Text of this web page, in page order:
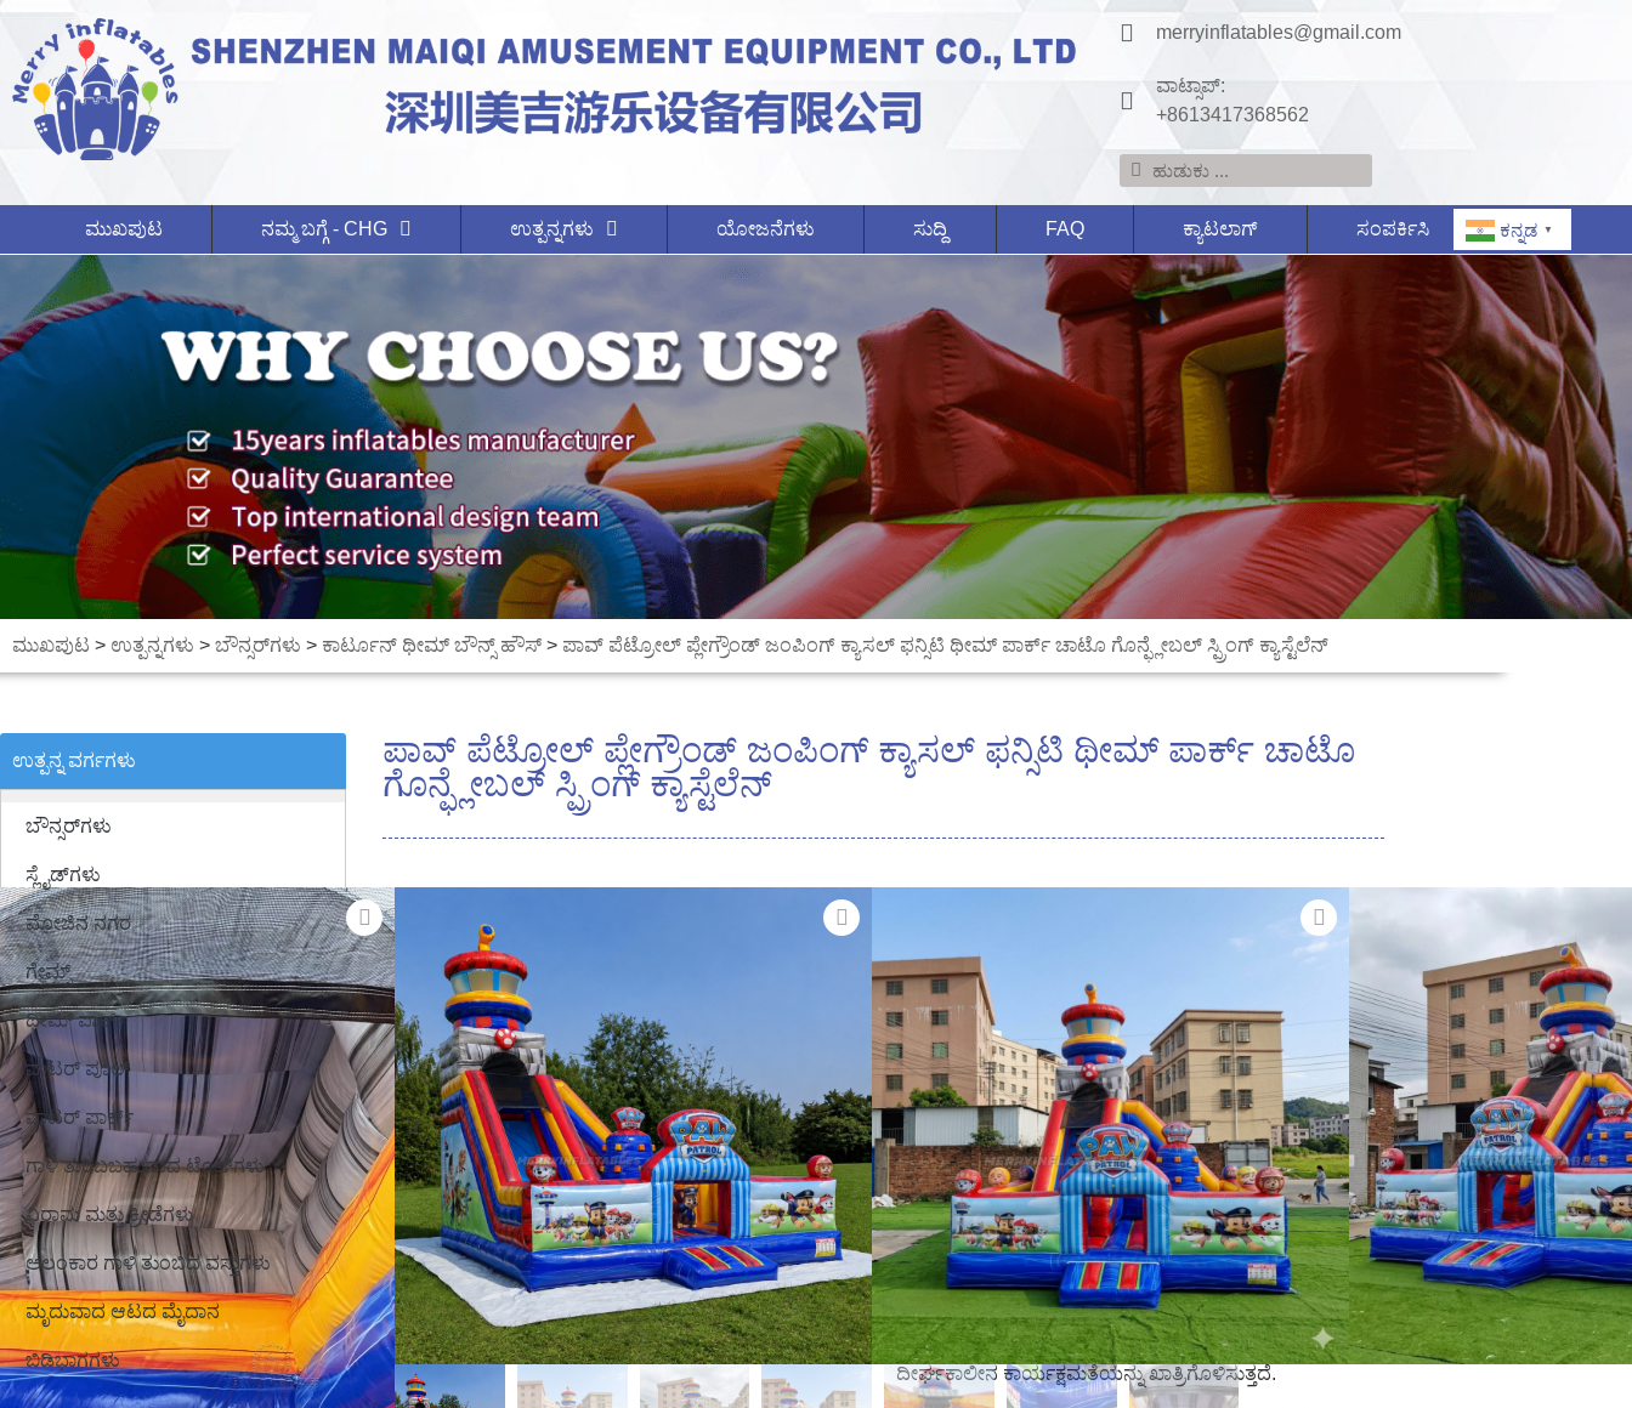
merryinflatables@gmail.com
ವಾಟ್ಸಾಪ್:
+8613417368562
ಮುಖಪುಟ ನಮ್ಮ ಬಗ್ಗೆ - CHG ಉತ್ಪನ್ನಗಳು ಯೋಜನೆಗಳು ಸುದ್ದಿ FAQ ಕ್ಯಾಟಲಾಗ್ ಸಂಪರ್ಕಿಸಿ ಕನ್ನಡ ▼
ಮುಖಪುಟ > ಉತ್ಪನ್ನಗಳು > ಬೌನ್ಸರ್‌ಗಳು > ಕಾರ್ಟೂನ್ ಥೀಮ್ ಬೌನ್ಸ್ ಹೌಸ್> ಪಾವ್ ಪೆಟ್ರೋಲ್ ಪ್ಲೇಗ್ರೌಂಡ್ ಜಂಪಿಂಗ್ ಕ್ಯಾಸಲ್ ಫನ್ಸಿಟಿ ಥೀಮ್ ಪಾರ್ಕ್ ಚಾಟೊ ಗೊನ್ಫ್ಲೇಬಲ್ ಸ್ಪ್ರಿಂಗ್ ಕ್ಯಾಸ್ಟೆಲೆನ್
ಉತ್ಪನ್ನ ವರ್ಗಗಳು
ಬೌನ್ಸರ್‌ಗಳು
ಸ್ಲೈಡ್‌ಗಳು
ಮೋಜಿನ ನಗರ
ಗೇಮ್ಸ್
ಥೀಮ್ ಪಾರ್ಕ್
ವಾಟರ್ ಪೂಲ್
ವಾಟರ್ ಪಾರ್ಕ್
ಗಾಳಿ ತುಂಬಬಹುದಾದ ಟೆಂಟ್‌ಗಳು
ವಿರಾಮ ಮತ್ತು ಕ್ರೀಡೆಗಳು
ಅಲಂಕಾರ ಗಾಳಿ ತುಂಬಿದ ವಸ್ತುಗಳು
ಮೃದುವಾದ ಆಟದ ಮೈದಾನ
ಬಿಡಿಭಾಗಗಳು
ಪಾವ್ ಪೆಟ್ರೋಲ್ ಪ್ಲೇಗ್ರೌಂಡ್ ಜಂಪಿಂಗ್ ಕ್ಯಾಸಲ್ ಫನ್ಸಿಟಿ ಥೀಮ್ ಪಾರ್ಕ್ ಚಾಟೊ
ಗೊನ್ಫ್ಲೇಬಲ್ ಸ್ಪ್ರಿಂಗ್ ಕ್ಯಾಸ್ಟೆಲೆನ್
ತುಂಬಬಹುದಾದ ಆಟದ ಮೈದಾನದೊಂದಿಗೆ ಸಾಹಸಕ್ಕೆ ಜೀವ ತುಂಬಿರಿ!
ರೋಮಾಂಚಕ ಬಣ್ಣಗಳು ಮತ್ತು ಪ್ರೀತಿಯ ಪಾತ್ರ ಅಂಶಗಳೊಂದಿಗೆ
ವಿನ್ಯಾಸಗೊಳಿಸಲಾದ ಈ ಘಟಕವು ಮಕ್ಕಳನ್ನು ಗಂಟೆಗಳ ಕಾಲ
ಮನರಂಜನೆಗಾಗಿ ಇರಿಸಿಕೊಳ್ಳುವ ಪೂರ್ಣ ಶ್ರೇಣಿಯ ಚಟುವಟಿಕೆಗಳನ್ನು
ನೀಡುತ್ತದೆ.
ಇದು ವಿಶಾಲವಾದ ವೈಶಿಷ್ಟ್ಯವನ್ನು ಹೊಂದಿದೆ
ಪುಟಿಯುವ ಮತ್ತು
ಜಿಗಿಯುವ ಪ್ರದೇಶ
, ಮೋಜುಅಡೆತಡೆಗಳನ್ನುಒಂದುಕ್ಲೈಂಬಿಂಗ್
ವಿಭಾಗ, ಮತ್ತು ರೋಮಾಂಚಕಸ್ಲೈಡ್, ಕ್ರಿಯಾತ್ಮಕ ಮತ್ತು
ತಲ್ಲೀನಗೊಳಿಸುವ ಆಟದ ಅನುಭವವನ್ನು ಸೃಷ್ಟಿಸುತ್ತದೆ. ಸಾಂದ್ರೀಕೃತ
× 6 ಮೀಹೆಜ್ಜೆಗುರುತು ಅದನ್ನು ಪಾರ್ಟಿಗಳು, ಕಾರ್ಯಕ್ರಮಗಳು, ಬಾಡಿಗೆ
ವ್ಯವಹಾರಗಳು ಮತ್ತು ಒಳಾಂಗಣ ಅಥವಾ ಹೊರಾಂಗಣ ಆಟದ
ಮೈದಾನಗಳಿಗೆ ಪರಿಪೂರ್ಣವಾಗಿಸುತ್ತದೆ.
ನಿಂದ ನಿರ್ಮಿಸಲಾಗಿದೆಉತ್ತಮ ಗುಣಮಟ್ಟದ ಪ್ಲೇಟೋ ವಾಣಿಜ್ಯ
ದರ್ಜೆಯ ಪಿವಿಸಿ ವಸ್ತು, ಇದು ಅತ್ಯುತ್ತಮ ಬಾಳಿಕೆ, ಸುರಕ್ಷತೆ ಮತ್ತು
ದೀರ್ಘಕಾಲೀನ ಕಾರ್ಯಕ್ಷಮತೆಯನ್ನು ಖಾತ್ರಿಗೊಳಿಸುತ್ತದೆ.